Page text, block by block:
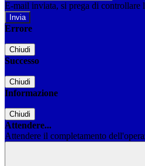
E-mail inviata, si prega di controllare
Errore
Chiudi
Successo
Chiudi
Informazione
Chiudi
Attendere...
Attendere il completamento